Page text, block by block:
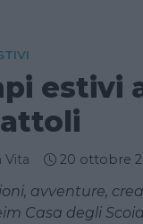
estivi
Vita 20 ottobre
avventure,
Casa degli